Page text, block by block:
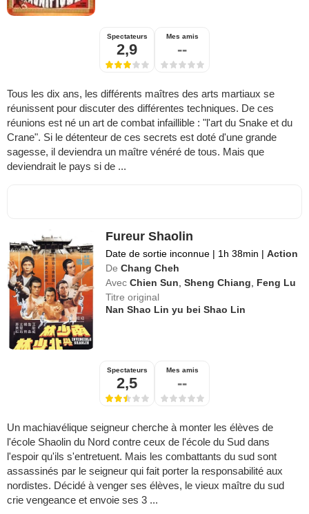
Spectateurs
2,9
Mes amis
--
Tous les dix ans, les différents maîtres des arts martiaux se
réunissent pour discuter des différentes techniques. De ces
réunions est né un art de combat infaillible : "l'art du Snake et du
Crane". Si le détenteur de ces secrets est doté d'une grande
sagesse, il deviendra un maître vénéré de tous. Mais que
deviendrait le pays si de ...
Fureur Shaolin
Date de sortie inconnue | 1h 38min | Action
De Chang Cheh
Avec Chien Sun ,Sheng Chiang
Feng Lu
Titre original
Nan Shao Lin yu bei Shao Lin
Spectateurs
2,5
Mes amis
--
Un machiavélique seigneur cherche à monter les élèves de
l'école Shaolin du Nord contre ceux de l'école du Sud dans
l'espoir qu'ils s'entretuent. Mais les combattants du sud sont
assassinés par le seigneur qui fait porter la responsabilité aux
nordistes. Décidé à venger ses élèves, le vieux maître du sud
crie vengeance et envoie ses 3 ...